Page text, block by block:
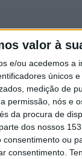
valor à
e/ou acedemos a
únicos
medição de
permissão, nós e
da procura de
dos nossos
ou
consentimento.
Castelo
de verão às